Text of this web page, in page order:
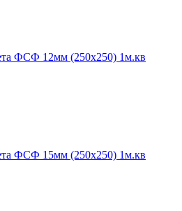
ФСФ 12мм (250х250) 1м.кв
ФСФ 15мм (250х250) 1м.кв